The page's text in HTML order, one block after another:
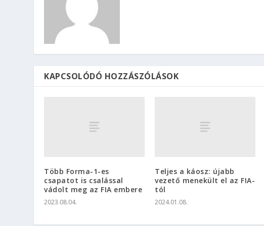
KAPCSOLÓDÓ HOZZÁSZÓLÁSOK
Több Forma-1-es
csapatot is csalással
vádolt meg az FIA embere
2023.08.04.
Teljes a káosz: újabb
vezető menekült el az FIA-
tól
2024.01.08.